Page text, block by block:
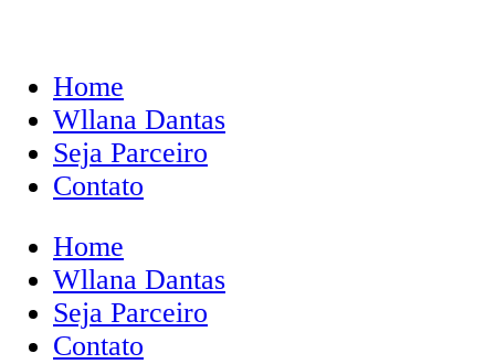
Home
Wllana Dantas
Seja Parceiro
Contato
Home
Wllana Dantas
Seja Parceiro
Contato